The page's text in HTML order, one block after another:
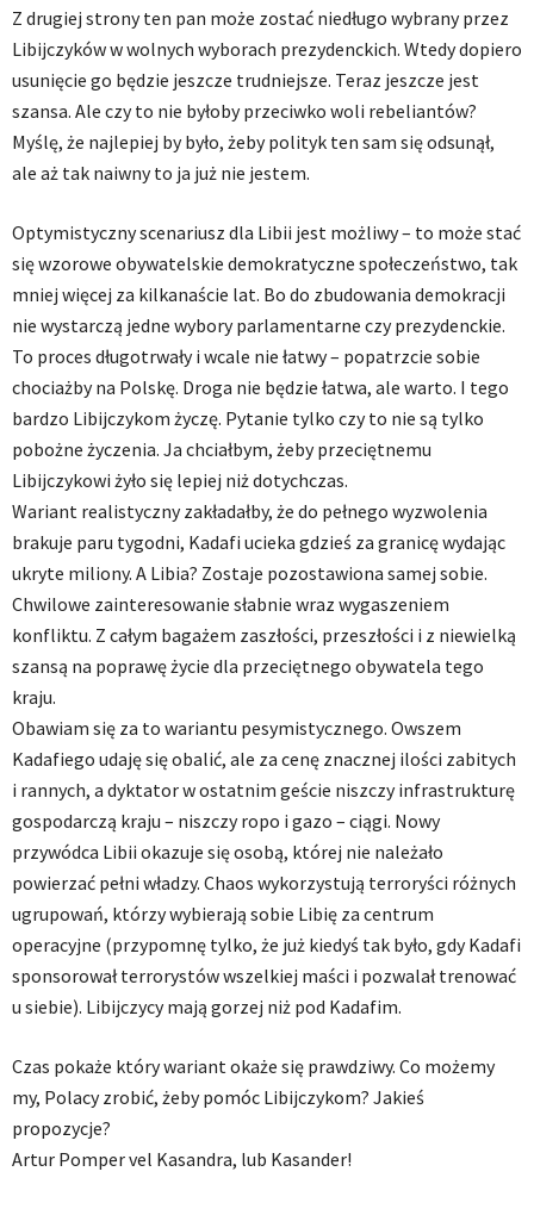
Z drugiej strony ten pan może zostać niedługo wybrany przez
Libijczyków w wolnych wyborach prezydenckich. Wtedy dopiero
usunięcie go będzie jeszcze trudniejsze. Teraz jeszcze jest
szansa. Ale czy to nie byłoby przeciwko woli rebeliantów?
Myślę, że najlepiej by było, żeby polityk ten sam się odsunął,
ale aż tak naiwny to ja już nie jestem.
Optymistyczny scenariusz dla Libii jest możliwy – to może stać
się wzorowe obywatelskie demokratyczne społeczeństwo, tak
mniej więcej za kilkanaście lat. Bo do zbudowania demokracji
nie wystarczą jedne wybory parlamentarne czy prezydenckie.
To proces długotrwały i wcale nie łatwy – popatrzcie sobie
chociażby na Polskę. Droga nie będzie łatwa, ale warto. I tego
bardzo Libijczykom życzę. Pytanie tylko czy to nie są tylko
pobożne życzenia. Ja chciałbym, żeby przeciętnemu
Libijczykowi żyło się lepiej niż dotychczas.
Wariant realistyczny zakładałby, że do pełnego wyzwolenia
brakuje paru tygodni, Kadafi ucieka gdzieś za granicę wydając
ukryte miliony. A Libia? Zostaje pozostawiona samej sobie.
Chwilowe zainteresowanie słabnie wraz wygaszeniem
konfliktu. Z całym bagażem zaszłości, przeszłości i z niewielką
szansą na poprawę życie dla przeciętnego obywatela tego
kraju.
Obawiam się za to wariantu pesymistycznego. Owszem
Kadafiego udaję się obalić, ale za cenę znacznej ilości zabitych
i rannych, a dyktator w ostatnim geście niszczy infrastrukturę
gospodarczą kraju – niszczy ropo i gazo – ciągi. Nowy
przywódca Libii okazuje się osobą, której nie należało
powierzać pełni władzy. Chaos wykorzystują terroryści różnych
ugrupowań, którzy wybierają sobie Libię za centrum
operacyjne (przypomnę tylko, że już kiedyś tak było, gdy Kadafi
sponsorował terrorystów wszelkiej maści i pozwalał trenować
u siebie). Libijczycy mają gorzej niż pod Kadafim.
Czas pokaże który wariant okaże się prawdziwy. Co możemy
my, Polacy zrobić, żeby pomóc Libijczykom? Jakieś
propozycje?
Artur Pomper vel Kasandra, lub Kasander!